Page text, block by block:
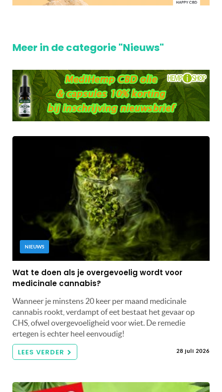
Meer in de categorie "Nieuws"
NIEUWS
Wat te doen als je overgevoelig wordt voor
medicinale cannabis?
Wanneer je minstens 20 keer per maand medicinale
cannabis rookt, verdampt of eet bestaat het gevaar op
CHS, ofwel overgevoeligheid voor wiet. De remedie
ertegen is echter heel eenvoudig!
LEES VERDER 28 juli 2026